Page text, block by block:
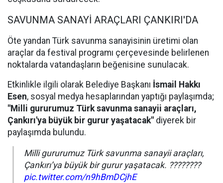
SAVUNMA SANAYİ ARAÇLARI ÇANKIRI'DA
Öte yandan Türk savunma sanayisinin üretimi olan
araçlar da festival programı çerçevesinde belirlenen
noktalarda vatandaşların beğenisine sunulacak.
Etkinlikle ilgili olarak Belediye Başkanı İsmail Hakkı
Esen, sosyal medya hesaplarından yaptığı paylaşımda;
"Milli gururumuz Türk savunma sanayii araçları,
Çankırı'ya büyük bir gurur yaşatacak" diyerek bir
paylaşımda bulundu.
Milli gururumuz Türk savunma sanayii araçları,
Çankırı’ya büyük bir gurur yaşatacak. ????????
pic.twitter.com/n9hBmDCjhE